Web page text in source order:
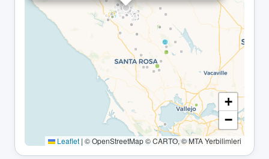
+
−
Leaflet | © OpenStreetMap © CARTO, © MTA Yerbilimleri